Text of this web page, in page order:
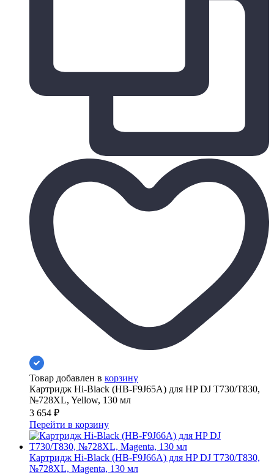
Товар добавлен в корзину
Картридж Hi-Black (HB-F9J65A) для HP DJ T730/T830,
№728XL, Yellow, 130 мл
3 654 ₽
Перейти в корзину
Картридж Hi-Black (HB-F9J66A) для HP DJ T730/T830,
№728XL, Magenta, 130 мл